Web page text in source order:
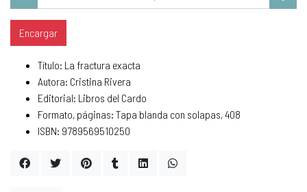
Encargar
Título: La fractura exacta
Autora: Cristina Rivera
Editorial: Libros del Cardo
Formato, páginas: Tapa blanda con solapas, 408
ISBN: 9789569510250